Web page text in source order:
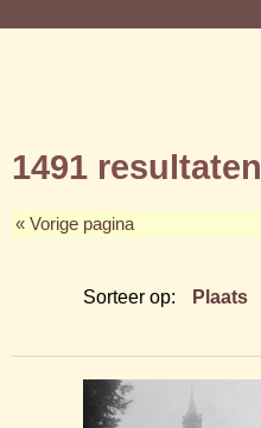
1491 resultaten
« Vorige pagina
Sorteer op: Plaats